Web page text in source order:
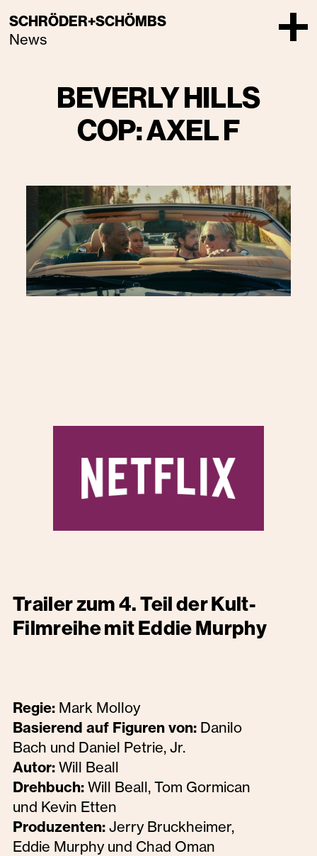
SCHRÖDER+SCHÖMBS
News
BEVERLY HILLS
COP: AXEL F
Trailer zum 4. Teil der Kult-
Filmreihe mit Eddie Murphy
Regie:Mark Molloy
Basierend auf Figuren von: Danilo
Bach und Daniel Petrie, Jr.
Autor:Will Beall
Drehbuch: Will Beall, Tom Gormican
und Kevin Etten
Produzenten:Jerry Bruckheimer,
Eddie Murphy und Chad Oman